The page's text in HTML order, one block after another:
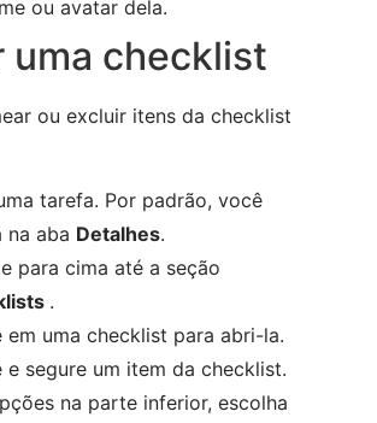
ou avatar dela.
uma checklist
ou excluir itens da checklist
tarefa. Por padrão, você
na aba Detalhes.
para cima até a seção
.
em uma checklist para abri-la.
e segure um item da checklist.
na parte inferior, escolha